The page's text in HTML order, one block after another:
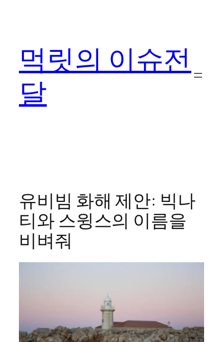
먹릿의 이슈전
달
유비빔 화해 제안: 빅나
티와 스윙스의 이름을
비벼줘